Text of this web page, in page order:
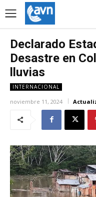
Declarado
Desastre en
lluvias
INTERNACIONAL
noviembre 11, 2024